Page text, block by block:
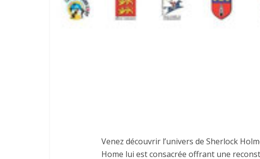
Venez découvrir l’univers de Sherlock
Home lui est consacrée offrant une